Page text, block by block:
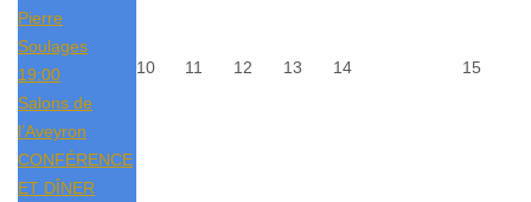
Pierre
Soulages
19:00
Salons de
l’Aveyron
CONFÉRENCE
ET DÎNER
10 11 12 13 14 15